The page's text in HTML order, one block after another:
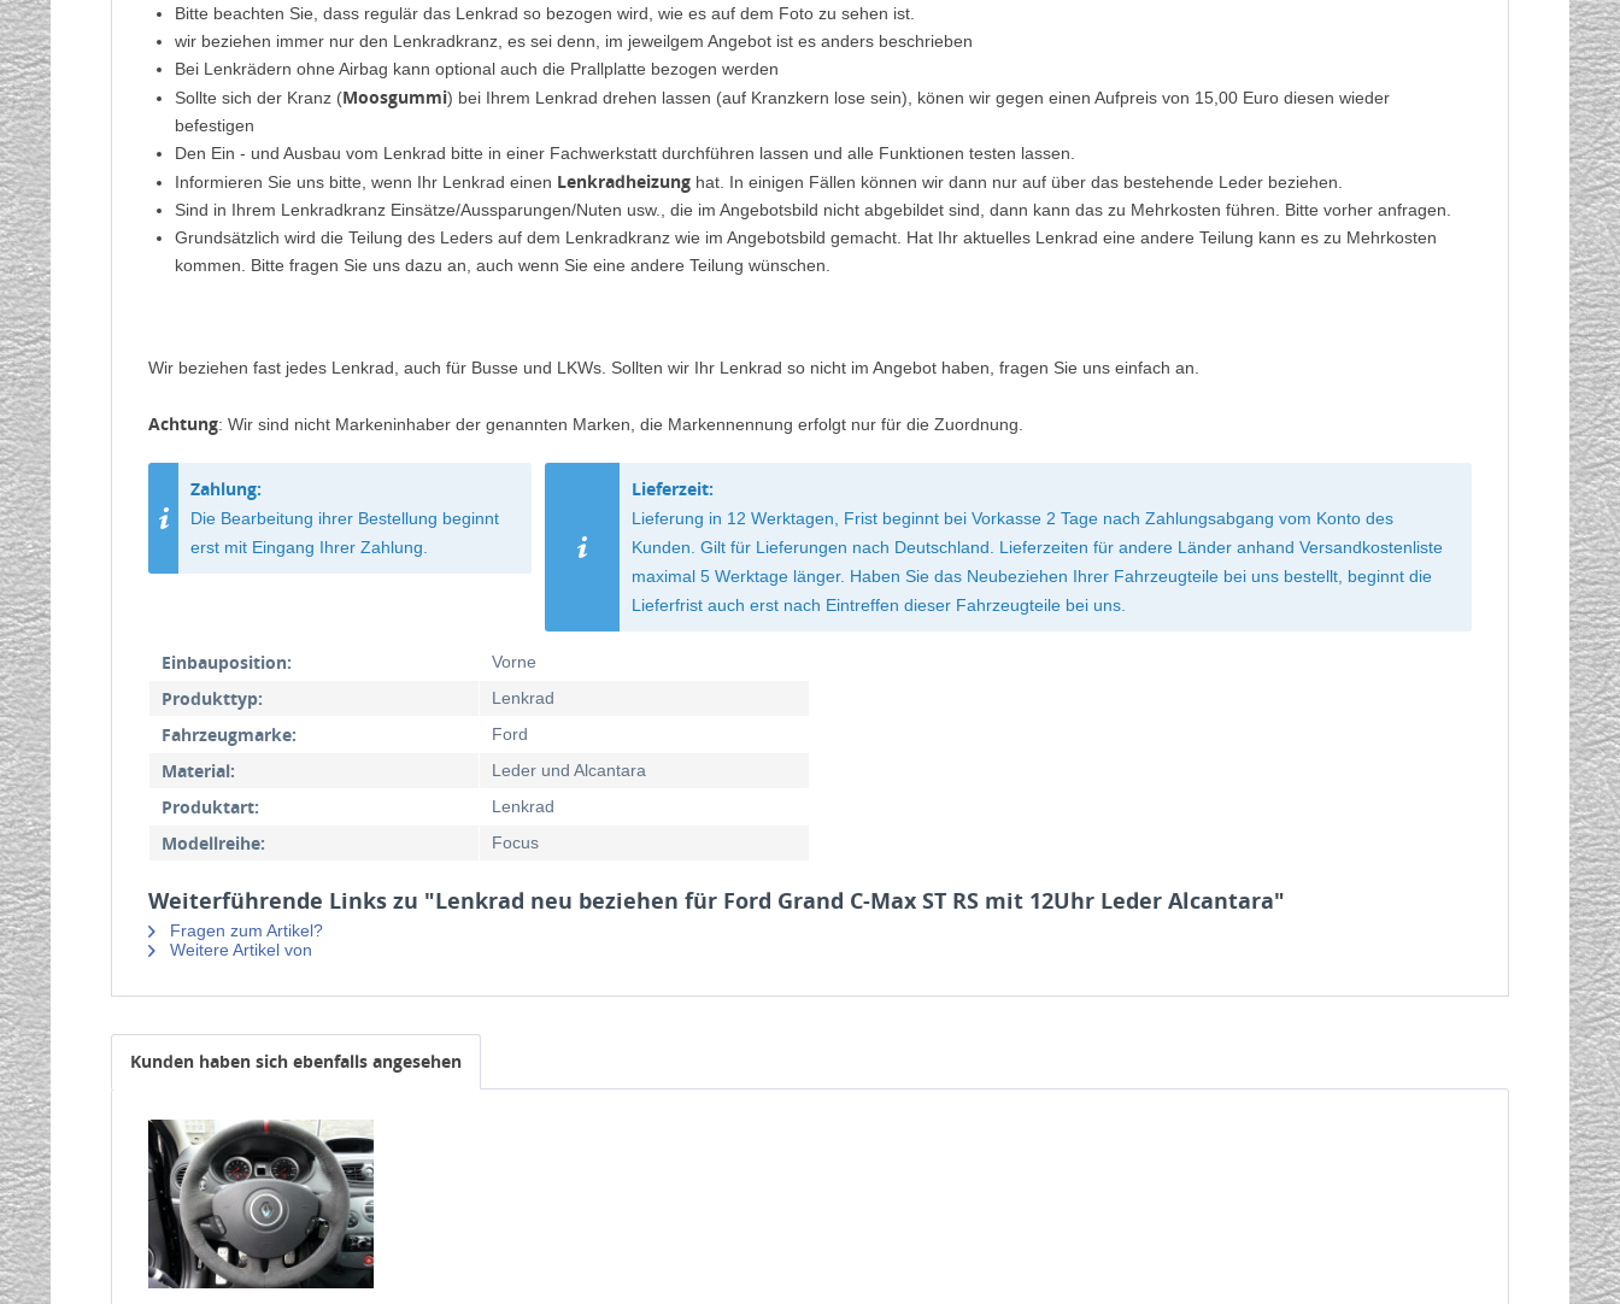
Bitte beachten Sie, dass regulär das Lenkrad so bezogen wird, wie es auf dem Foto zu sehen ist.
wir beziehen immer nur den Lenkradkranz, es sei denn, im jeweilgem Angebot ist es anders beschrieben
Bei Lenkrädern ohne Airbag kann optional auch die Prallplatte bezogen werden
Sollte sich der Kranz (Moosgummi) bei Ihrem Lenkrad drehen lassen (auf Kranzkern lose sein), könen wir gegen einen Aufpreis von 15,00 Euro diesen wieder
befestigen
Den Ein - und Ausbau vom Lenkrad bitte in einer Fachwerkstatt durchführen lassen und alle Funktionen testen lassen.
Informieren Sie uns bitte, wenn Ihr Lenkrad einen Lenkradheizung hat. In einigen Fällen können wir dann nur auf über das bestehende Leder beziehen.
Sind in Ihrem Lenkradkranz Einsätze/Aussparungen/Nuten usw., die im Angebotsbild nicht abgebildet sind, dann kann das zu Mehrkosten führen. Bitte vorher anfragen.
Grundsätzlich wird die Teilung des Leders auf dem Lenkradkranz wie im Angebotsbild gemacht. Hat Ihr aktuelles Lenkrad eine andere Teilung kann es zu Mehrkosten
kommen. Bitte fragen Sie uns dazu an, auch wenn Sie eine andere Teilung wünschen.
Wir beziehen fast jedes Lenkrad, auch für Busse und LKWs. Sollten wir Ihr Lenkrad so nicht im Angebot haben, fragen Sie uns einfach an.
Achtung: Wir sind nicht Markeninhaber der genannten Marken, die Markennennung erfolgt nur für die Zuordnung.
Zahlung:
Die Bearbeitung ihrer Bestellung beginnt
erst mit Eingang Ihrer Zahlung.
Lieferzeit:
Lieferung in 12 Werktagen, Frist beginnt bei Vorkasse 2 Tage nach Zahlungsabgang vom Konto des
Kunden. Gilt für Lieferungen nach Deutschland. Lieferzeiten für andere Länder anhand Versandkostenliste
maximal 5 Werktage länger. Haben Sie das Neubeziehen Ihrer Fahrzeugteile bei uns bestellt, beginnt die
Lieferfrist auch erst nach Eintreffen dieser Fahrzeugteile bei uns.
Einbauposition: Vorne
Produkttyp: Lenkrad
Fahrzeugmarke: Ford
Material: Leder und Alcantara
Produktart: Lenkrad
Modellreihe: Focus
Weiterführende Links zu "Lenkrad neu beziehen für Ford Grand C-Max ST RS mit 12Uhr Leder Alcantara"
Fragen zum Artikel?
Weitere Artikel von
Kunden haben sich ebenfalls angesehen